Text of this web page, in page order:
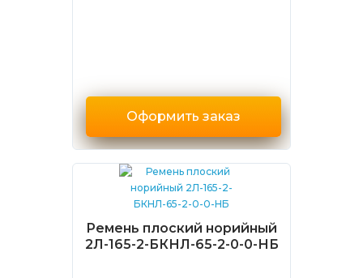
Оформить заказ
Ремень плоский норийный
2Л-165-2-БКНЛ-65-2-0-0-НБ